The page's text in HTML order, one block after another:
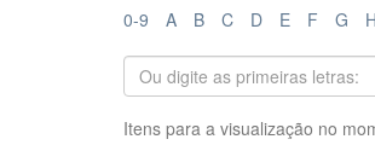
0-9 A B C D E F G H
Itens para a visualização no